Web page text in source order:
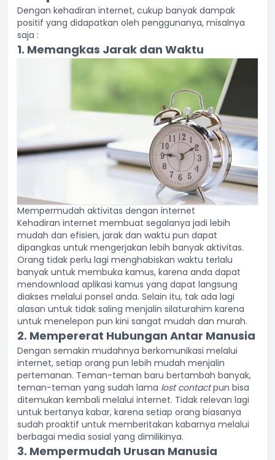
Dengan kehadiran internet, cukup banyak dampak
positif yang didapatkan oleh penggunanya, misalnya
saja :
1. Memangkas Jarak dan Waktu
Mempermudah aktivitas dengan internet
Kehadiran internet membuat segalanya jadi lebih
mudah dan efisien, jarak dan waktu pun dapat
dipangkas untuk mengerjakan lebih banyak aktivitas.
Orang tidak perlu lagi menghabiskan waktu terlalu
banyak untuk membuka kamus, karena anda dapat
mendownload aplikasi kamus yang dapat langsung
diakses melalui ponsel anda. Selain itu, tak ada lagi
alasan untuk tidak saling menjalin silaturahim karena
untuk menelepon pun kini sangat mudah dan murah.
2. Mempererat Hubungan Antar Manusia
Dengan semakin mudahnya berkomunikasi melalui
internet, setiap orang pun lebih mudah menjalin
pertemanan. Teman-teman baru bertambah banyak,
teman-teman yang sudah lama lost contactpun bisa
ditemukan kembali melalui internet. Tidak relevan lagi
untuk bertanya kabar, karena setiap orang biasanya
sudah proaktif untuk memberitakan kabarnya melalui
berbagai media sosial yang dimilikinya.
3. Mempermudah Urusan Manusia